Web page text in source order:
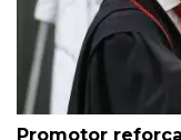
Promotor